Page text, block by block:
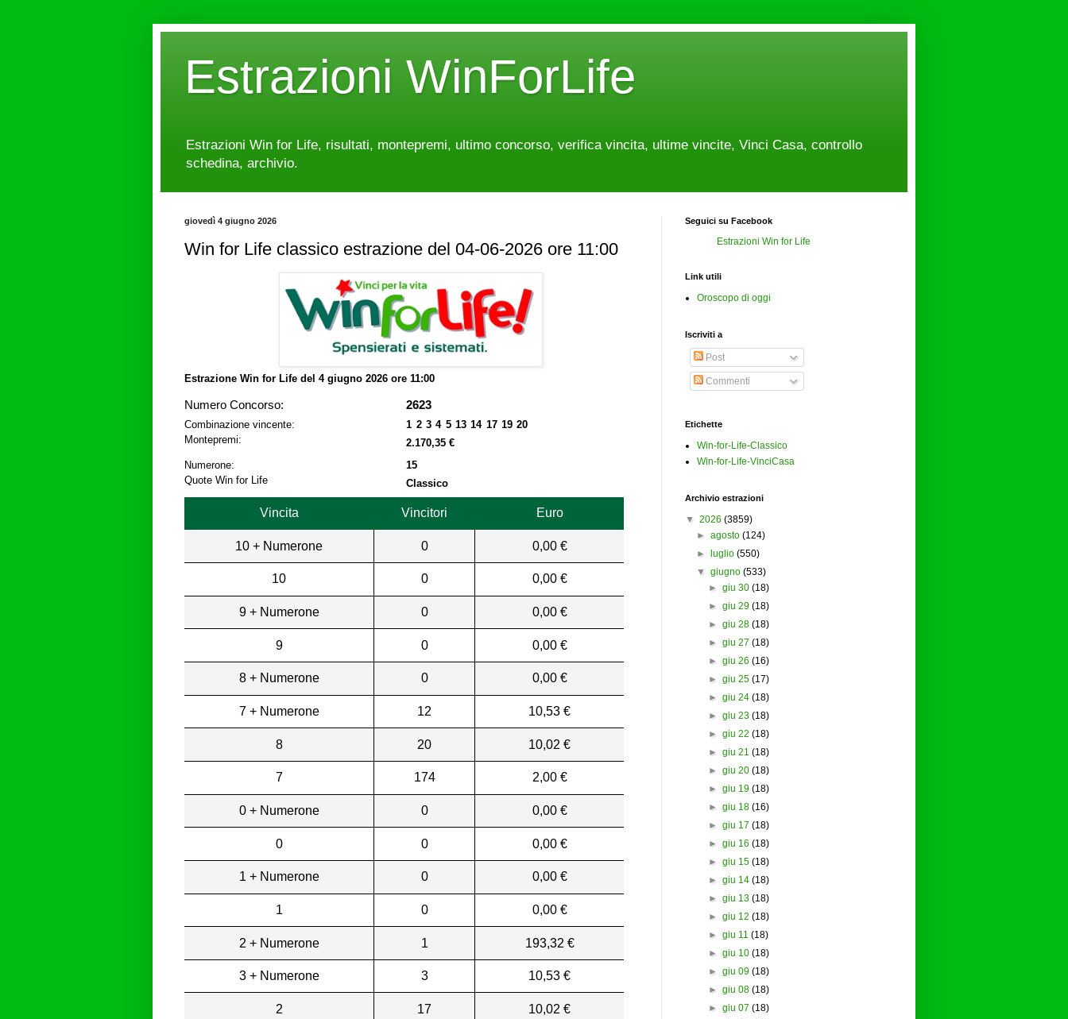
Estrazioni WinForLife
Estrazioni Win for Life, risultati, montepremi, ultimo concorso, verifica vincita, ultime vincite, Vinci Casa, controllo
schedina, archivio.
giovedì 4 giugno 2026
Win for Life classico estrazione del 04-06-2026 ore 11:00
Estrazione Win for Life del 4 giugno 2026 ore 11:00
Numero Concorso: 2623
Combinazione vincente:
1 2 3 4 5 13 14 17 19 20
Montepremi:
2.170,35 €
Numerone:
15
Quote Win for Life
Classico
Vincita Vincitori Euro
10 + Numerone 0 0,00 €
10 0 0,00 €
9 + Numerone 0 0,00 €
9 0 0,00 €
8 + Numerone 0 0,00 €
7 + Numerone 12 10,53 €
8 20 10,02 €
7 174 2,00 €
0 + Numerone 0 0,00 €
0 0 0,00 €
1 + Numerone 0 0,00 €
1 0 0,00 €
2 + Numerone 1 193,32 €
3 + Numerone 3 10,53 €
2 17 10,02 €
Seguici su Facebook
Estrazioni Win for Life
Link utili
Oroscopo di oggi
Iscriviti a
Post
Commenti
Etichette
Win-for-Life-Classico
Win-for-Life-VinciCasa
Archivio estrazioni
▼ 2026 (3859)
►agosto (124)
►
luglio (550)
▼ giugno (533)
► giu 30 (18)
► giu 29 (18)
► giu 28 (18)
► giu 27 (18)
► giu 26 (16)
► giu 25 (17)
► giu 24 (18)
► giu 23 (18)
► giu 22 (18)
► giu 21 (18)
► giu 20 (18)
► giu 19 (18)
► giu 18 (16)
► giu 17 (18)
► giu 16 (18)
► giu 15 (18)
► giu 14 (18)
► giu 13 (18)
► giu 12 (18)
► giu 11 (18)
► giu 10 (18)
► giu 09 (18)
► giu 08 (18)
► giu 07 (18)